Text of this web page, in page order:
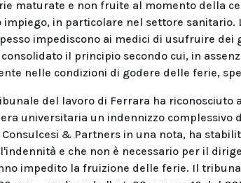
maturate e non fruite al momento della
in particolare nel settore sanitario.
impediscono ai medici di usufruire
il principio secondo cui, in
nelle condizioni di godere delle ferie,
del lavoro di Ferrara ha
universitaria un indennizzo complessivo
& Partners in una nota, ha
e che non è necessario per il
impedito la fruizione delle ferie. Il